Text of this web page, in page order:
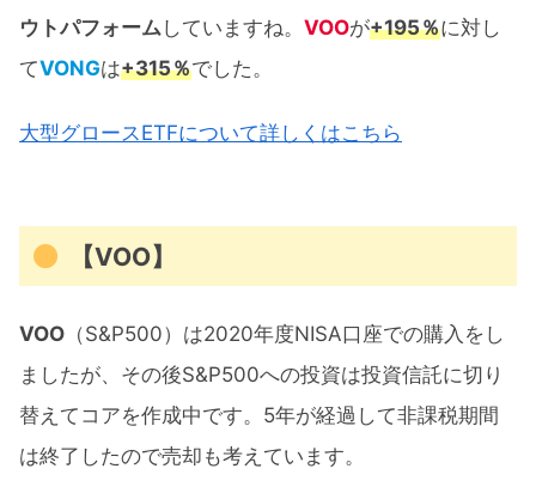
ウトパフォームしていますね。 VOOが+195％に対し
てVONGは+315％でした。
大型グロースETFについて詳しくはこちら
【VOO】
VOO （S&P500）は2020年度NISA口座での購入をし
ましたが、その後S&P500への投資は投資信託に切り
替えてコアを作成中です。5年が経過して非課税期間
は終了したので売却も考えています。